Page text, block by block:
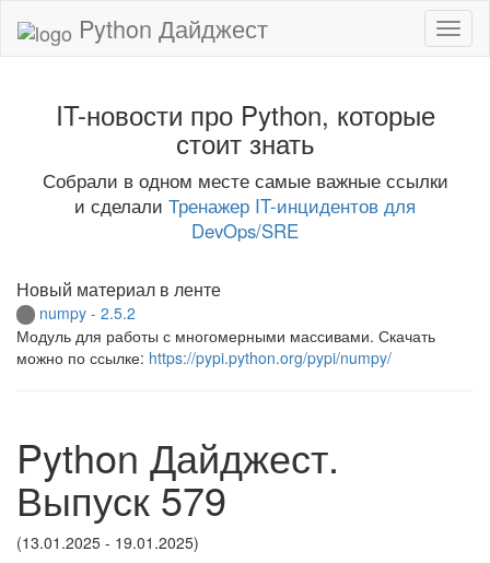
Python Дайджест
IT-новости про Python, которые
стоит знать
Собрали в одном месте самые важные ссылки
и сделали Тренажер IT-инцидентов для
DevOps/SRE
Новый материал в ленте
numpy - 2.5.2
Модуль для работы с многомерными массивами. Скачать
можно по ссылке: https://pypi.python.org/pypi/numpy/
Python Дайджест.
Выпуск 579
(13.01.2025 - 19.01.2025)